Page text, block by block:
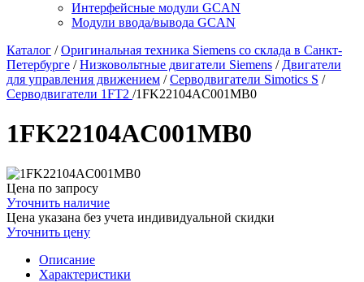
Интерфейсные модули GCAN
Модули ввода/вывода GCAN
Каталог / Оригинальная техника Siemens со склада в Санкт-
Петербурге / Низковольтные двигатели Siemens / Двигатели
для управления движением / Серводвигатели Simotics S /
Серводвигатели 1FT2 /1FK22104AC001MB0
1FK22104AC001MB0
Цена по запросу
Уточнить наличие
Цена указана без учета индивидуальной скидки
Уточнить цену
Описание
Характеристики